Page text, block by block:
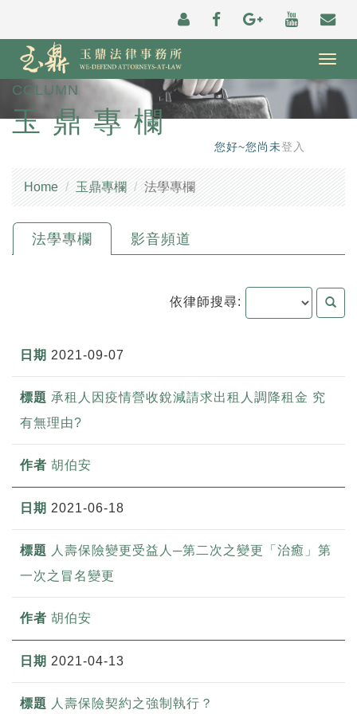
COLUMN
玉鼎專欄
您好~您尚未登入
Home 玉鼎專欄 法學專欄
法學專欄 影音頻道
依律師搜尋:
2021-09-07
承租人因疫情營收銳減請求出租人調降租金 究
有無理由?
胡伯安
2021-06-18
人壽保險變更受益人─第二次之變更「治癒」第
一次之冒名變更
胡伯安
2021-04-13
人壽保險契約之強制執行？